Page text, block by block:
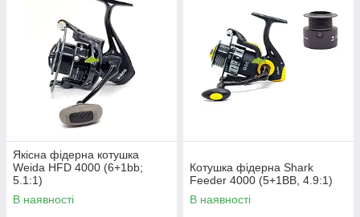
Якісна фідерна котушка
Weida HFD 4000 (6+1bb;
5.1:1)
В наявності
Котушка фідерна Shark
Feeder 4000 (5+1BB, 4.9:1)
В наявності